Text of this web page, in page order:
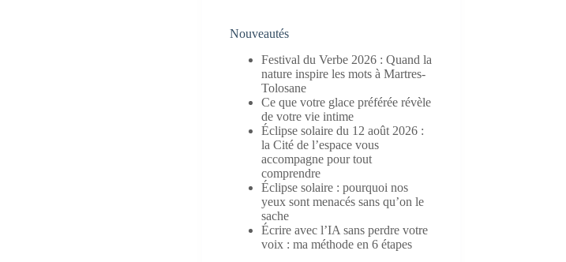
Nouveautés
Festival du Verbe 2026 : Quand la
nature inspire les mots à Martres-
Tolosane
Ce que votre glace préférée révèle
de votre vie intime
Éclipse solaire du 12 août 2026 :
la Cité de l’espace vous
accompagne pour tout
comprendre
Éclipse solaire : pourquoi nos
yeux sont menacés sans qu’on le
sache
Écrire avec l’IA sans perdre votre
voix : ma méthode en 6 étapes